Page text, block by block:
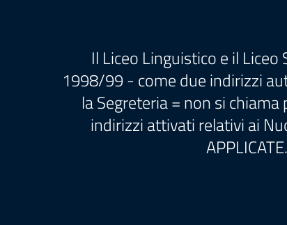
Il Liceo Linguistico e il
1998/99 - come due indirizzi
la Segreteria = non si
indirizzi attivati relativi ai